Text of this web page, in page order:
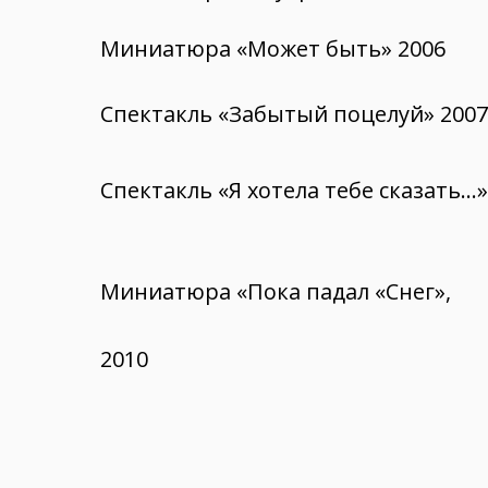
Миниатюра «Пока падал «Снег»,
2010
Миниатюра «Может быть» 2006
Спектакль «Забытый поцелуй» 2007
Спектакль «Я хотела тебе